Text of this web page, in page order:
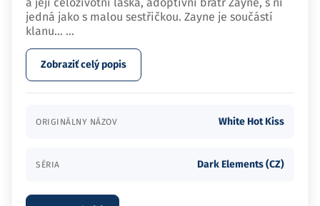
a její celoživotní láska, adoptivní bratr Zayne, s ní
jedná jako s malou sestřičkou. Zayne je součástí
klanu… ...
Zobraziť celý popis
ORIGINÁLNY NÁZOV White Hot Kiss
SÉRIA Dark Elements (CZ)